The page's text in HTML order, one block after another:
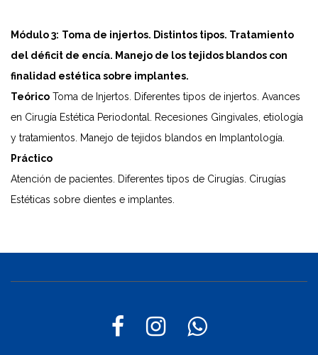
Módulo 3: Toma de injertos. Distintos tipos. Tratamiento
del déficit de encía. Manejo de los tejidos blandos con
finalidad estética sobre implantes.
Teórico Toma de Injertos. Diferentes tipos de injertos. Avances
en Cirugía Estética Periodontal. Recesiones Gingivales, etiología
y tratamientos. Manejo de tejidos blandos en Implantología.
Práctico
Atención de pacientes. Diferentes tipos de Cirugías. Cirugías
Estéticas sobre dientes e implantes.